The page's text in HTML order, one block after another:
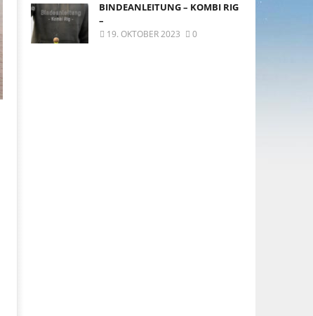
BINDEANLEITUNG – KOMBI RIG
–
19. OKTOBER 2023 0